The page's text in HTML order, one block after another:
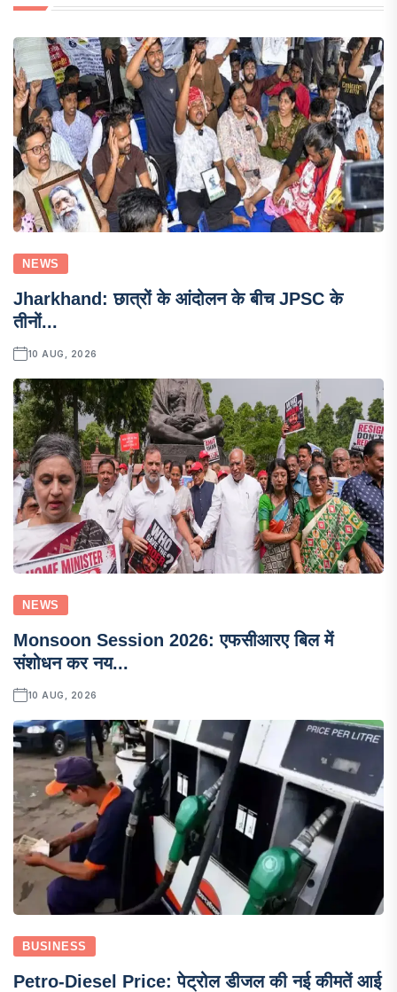
NEWS
Jharkhand: छात्रों के आंदोलन के बीच JPSC के
तीनों...
10 AUG, 2026
NEWS
Monsoon Session 2026: एफसीआरए बिल में
संशोधन कर नय...
10 AUG, 2026
BUSINESS
Petro-Diesel Price: पेट्रोल डीजल की नई कीमतें आई